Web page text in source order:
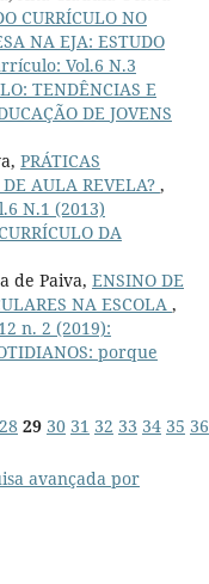
CURRÍCULO NO
NA EJA: ESTUDO
Vol.6 N.3
TENDÊNCIAS E
DE JOVENS
PRÁTICAS
AULA REVELA? ,
N.1 (2013)
DA
de Paiva, ENSINO DE
NA ESCOLA ,
n. 2 (2019):
porque
28 29 30 31 32 33 34 35 36
avançada por